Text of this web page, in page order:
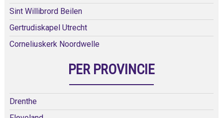
Sint Willibrord Beilen
Gertrudiskapel Utrecht
Corneliuskerk Noordwelle
PER PROVINCIE
Drenthe